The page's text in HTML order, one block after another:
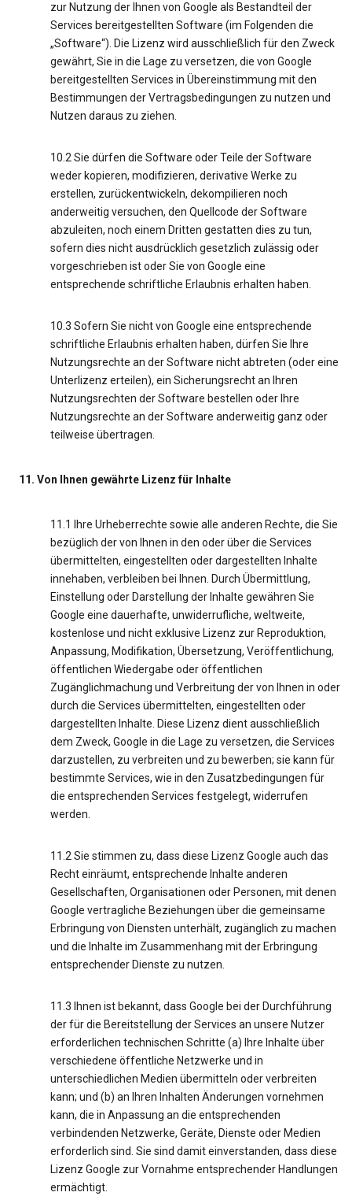
zur Nutzung der Ihnen von Google als Bestandteil der
Services bereitgestellten Software (im Folgenden die
„Software“). Die Lizenz wird ausschließlich für den Zweck
gewährt, Sie in die Lage zu versetzen, die von Google
bereitgestellten Services in Übereinstimmung mit den
Bestimmungen der Vertragsbedingungen zu nutzen und
Nutzen daraus zu ziehen.
10.2 Sie dürfen die Software oder Teile der Software
weder kopieren, modifizieren, derivative Werke zu
erstellen, zurückentwickeln, dekompilieren noch
anderweitig versuchen, den Quellcode der Software
abzuleiten, noch einem Dritten gestatten dies zu tun,
sofern dies nicht ausdrücklich gesetzlich zulässig oder
vorgeschrieben ist oder Sie von Google eine
entsprechende schriftliche Erlaubnis erhalten haben.
10.3 Sofern Sie nicht von Google eine entsprechende
schriftliche Erlaubnis erhalten haben, dürfen Sie Ihre
Nutzungsrechte an der Software nicht abtreten (oder eine
Unterlizenz erteilen), ein Sicherungsrecht an Ihren
Nutzungsrechten der Software bestellen oder Ihre
Nutzungsrechte an der Software anderweitig ganz oder
teilweise übertragen.
11. Von Ihnen gewährte Lizenz für Inhalte
11.1 Ihre Urheberrechte sowie alle anderen Rechte, die Sie
bezüglich der von Ihnen in den oder über die Services
übermittelten, eingestellten oder dargestellten Inhalte
innehaben, verbleiben bei Ihnen. Durch Übermittlung,
Einstellung oder Darstellung der Inhalte gewähren Sie
Google eine dauerhafte, unwiderrufliche, weltweite,
kostenlose und nicht exklusive Lizenz zur Reproduktion,
Anpassung, Modifikation, Übersetzung, Veröffentlichung,
öffentlichen Wiedergabe oder öffentlichen
Zugänglichmachung und Verbreitung der von Ihnen in oder
durch die Services übermittelten, eingestellten oder
dargestellten Inhalte. Diese Lizenz dient ausschließlich
dem Zweck, Google in die Lage zu versetzen, die Services
darzustellen, zu verbreiten und zu bewerben; sie kann für
bestimmte Services, wie in den Zusatzbedingungen für
die entsprechenden Services festgelegt, widerrufen
werden.
11.2 Sie stimmen zu, dass diese Lizenz Google auch das
Recht einräumt, entsprechende Inhalte anderen
Gesellschaften, Organisationen oder Personen, mit denen
Google vertragliche Beziehungen über die gemeinsame
Erbringung von Diensten unterhält, zugänglich zu machen
und die Inhalte im Zusammenhang mit der Erbringung
entsprechender Dienste zu nutzen.
11.3 Ihnen ist bekannt, dass Google bei der Durchführung
der für die Bereitstellung der Services an unsere Nutzer
erforderlichen technischen Schritte (a) Ihre Inhalte über
verschiedene öffentliche Netzwerke und in
unterschiedlichen Medien übermitteln oder verbreiten
kann; und (b) an Ihren Inhalten Änderungen vornehmen
kann, die in Anpassung an die entsprechenden
verbindenden Netzwerke, Geräte, Dienste oder Medien
erforderlich sind. Sie sind damit einverstanden, dass diese
Lizenz Google zur Vornahme entsprechender Handlungen
ermächtigt.